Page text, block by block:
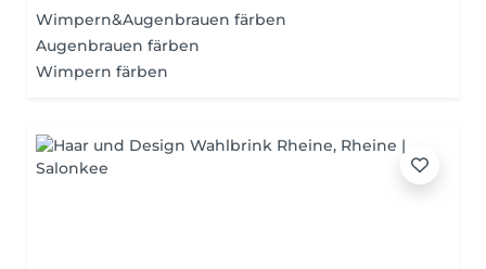
Wimpern&Augenbrauen färben
Augenbrauen färben
Wimpern färben